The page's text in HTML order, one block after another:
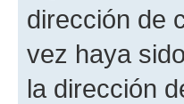
dirección de
vez haya
la dirección